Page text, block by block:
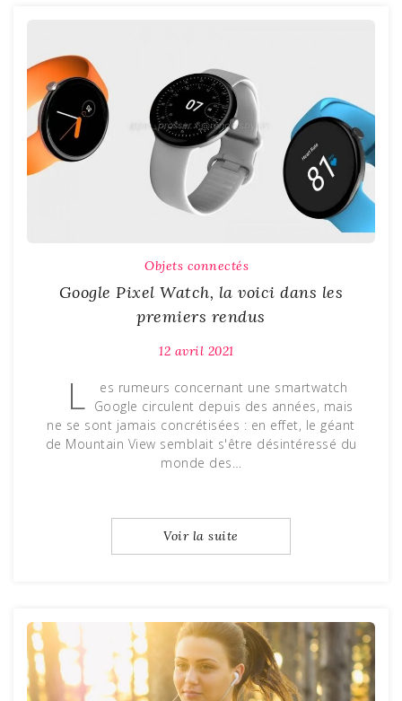
Objets connectés
Google Pixel Watch, la voici dans les
premiers rendus
12 avril 2021
L
es rumeurs concernant une smartwatch
Google circulent depuis des années, mais
ne se sont jamais concrétisées : en effet, le géant
de Mountain View semblait s'être désintéressé du
monde des…
Voir la suite